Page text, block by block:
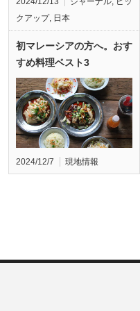
クアップ, 日本
初マレーシアの方へ。おす
すめ料理ベスト3
2024/12/7 現地情報